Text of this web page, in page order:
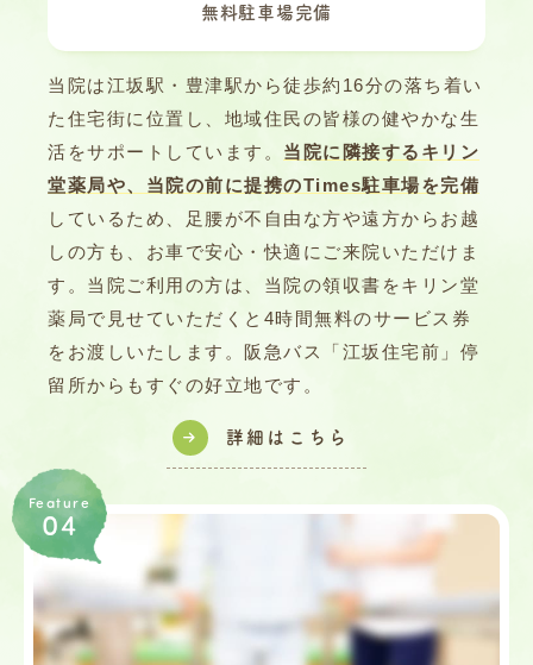
無料駐車場完備
当院は江坂駅・豊津駅から徒歩約16分の落ち着い
た住宅街に位置し、地域住民の皆様の健やかな生
活をサポートしています。 当院に隣接するキリン
堂薬局や、当院の前に提携のTimes駐車場を完備
しているため、足腰が不自由な方や遠方からお越
しの方も、お車で安心・快適にご来院いただけま
す。当院ご利用の方は、当院の領収書をキリン堂
薬局で見せていただくと4時間無料のサービス券
をお渡しいたします。阪急バス「江坂住宅前」停
留所からもすぐの好立地です。
詳細はこちら
Feature
04